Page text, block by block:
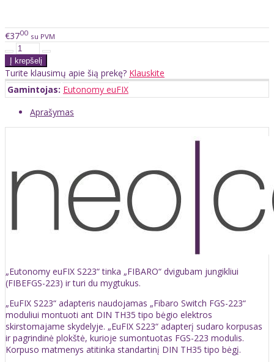
€3700 su PVM
Turite klausimų apie šią prekę? Klauskite
Gamintojas: Eutonomy euFIX
Aprašymas
„Eutonomy euFIX S223“ tinka „FIBARO“ dvigubam jungikliui
(FIBEFGS-223) ir turi du mygtukus.
„EuFIX S223“ adapteris naudojamas „Fibaro Switch FGS-223“
moduliui montuoti ant DIN TH35 tipo bėgio elektros
skirstomajame skydelyje. „EuFIX S223“ adapterį sudaro korpusas
ir pagrindinė plokštė, kurioje sumontuotas FGS-223 modulis.
Korpuso matmenys atitinka standartinį DIN TH35 tipo bėgį.